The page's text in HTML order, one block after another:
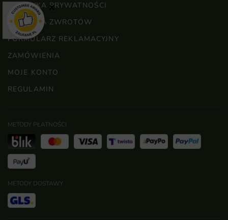
POLITYKA PRYWATNOŚCI
POLITYKA ZWROTÓW
FORMULARZ REKLAMACYJNY
ZAMÓWIENIA
MOJE KONTO
REGULAMIN
METODY PŁATNOŚCI
METODY DOSTAWY
×